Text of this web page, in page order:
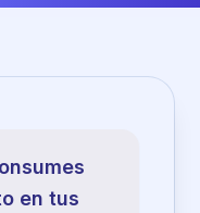
en tus